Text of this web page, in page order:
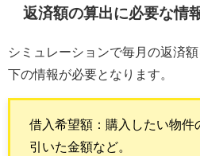
返済額の算出に必要な情
シミュレーションで毎月の返済
下の情報が必要となります。
借入希望額：購入したい物件
引いた金額など。